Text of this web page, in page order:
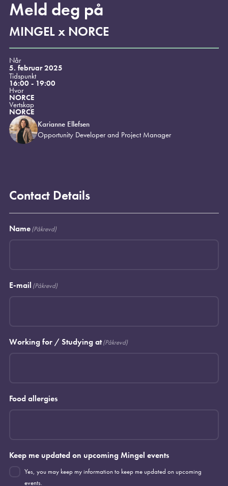
Meld deg på
MINGEL x NORCE
Når
5. februar 2025
Tidspunkt
16:00 - 19:00
Hvor
NORCE
Vertskap
NORCE
Karianne Ellefsen
Opportunity Developer and Project Manager
Contact Details
Name(Påkrevd)
E-mail (Påkrevd)
Working for / Studying at(Påkrevd)
Food allergies
Keep me updated on upcoming Mingel events
Yes, you may keep my information to keep me updated on upcoming
events.